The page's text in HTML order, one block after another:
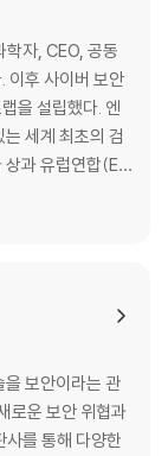
자, CEO, 공동
이후 사이버 보안
을 설립했다. 엔
세계 최초의 검
상과 유럽연합(E
러 국제적인 상
에서 계약직
보안이라는 관
로운 보안 위협과
를 통해 다양한